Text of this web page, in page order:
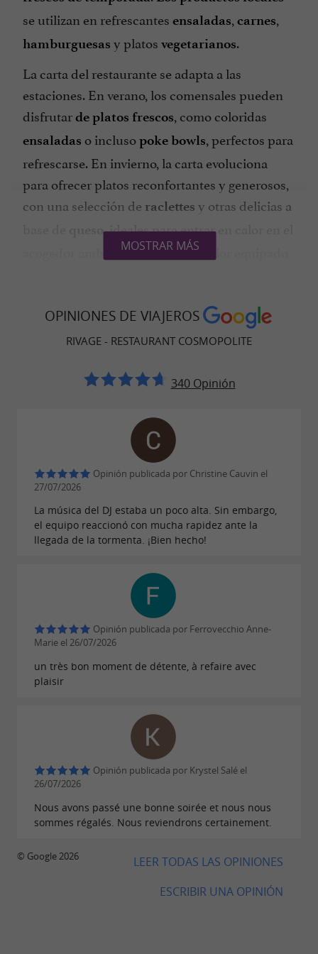
se utilizan en refrescantes ensaladas, carnes,
hamburguesas y platos vegetarianos.
La carta del restaurante se adapta a las
estaciones. En verano, los comensales pueden
disfrutarde platos frescos, como coloridas
ensaladas o inclusopoke bowls, perfectos para
refrescarse. En invierno, la carta evoluciona
para ofrecer platos reconfortantes y generosos,
con una selección de raclettes y otras delicias a
queso, ideales para entrar en calor en el
acogedor ambiente del salón interior equipado
saladas y dulces.
Todos los jueves por la noche durante el verano,
el restaurante se transforma en una
parrilladas caserasen unambiente
. ¡La oportunidad ideal para
cóctel como aperitivo
!
UN ENTORNO IDEAL PARA TODOS, MUY CERCA
DE TOULOUSE.
comida de negocios
restaurante ofrece un ambiente cálido y
acogedor. Los clientes pueden disfrutar de la
lago y a las actividades.El salón interior,
incluso con lluvia, con el calor
durante el invierno. Un atento
equipo está a su disposición para garantizar
una experiencia inolvidable
visita al Parque de Wake La Source para
una escapada gastronómica! El complejo
MOSTRAR MÁS
OPINIONES DE VIAJEROS
RIVAGE - RESTAURANT COSMOPOLITE
340 Opinión
Opinión publicada por Christine Cauvin el
27/07/2026
La música del DJ estaba un poco alta. Sin embargo,
el equipo reaccionó con mucha rapidez ante la
llegada de la tormenta. ¡Bien hecho!
Opinión publicada por Ferrovecchio Anne-
Marie el 26/07/2026
un très bon moment de détente, à refaire avec
plaisir
Opinión publicada por Krystel Salé el
26/07/2026
Nous avons passé une bonne soirée et nous nous
sommes régalés. Nous reviendrons certainement.
LEER TODAS LAS OPINIONES
ESCRIBIR UNA OPINIÓN
© Google 2026